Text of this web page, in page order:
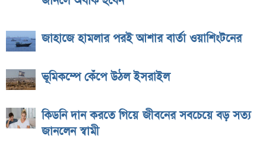
জাহাজে হামলার পরই আশার বার্তা ওয়াশিংটনের
ভূমিকম্পে কেঁপে উঠল ইসরাইল
কিডনি দান করতে গিয়ে জীবনের সবচেয়ে বড় সত্য
জানলেন স্বামী